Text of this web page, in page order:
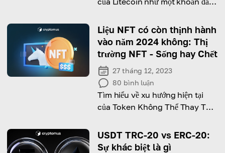
đồng thời thảo luận về lịch sử
giá, rủi ro và lợi thế của nó.
Liệu NFT có còn thịnh hành
vào năm 2024 không: Thị
trường NFT - Sống hay Chết
27 tháng 12, 2023
80 bình luận
Tìm hiểu về xu hướng hiện tại
của Token Không Thể Thay Thế
chúng tôi
USDT TRC-20 vs ERC-20:
Sự khác biệt là gì